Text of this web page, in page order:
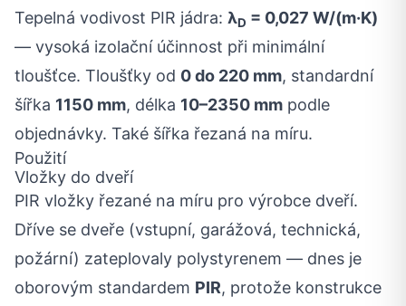
Tepelná vodivost PIR jádra: λD = 0,027 W/(m·K)
— vysoká izolační účinnost při minimální
tloušťce. Tloušťky od 0 do 220 mm, standardní
šířka 1150 mm, délka 10–2350 mm podle
objednávky. Také šířka řezaná na míru.
Použití
Vložky do dveří
PIR vložky řezané na míru pro výrobce dveří.
Dříve se dveře (vstupní, garážová, technická,
požární) zateplovaly polystyrenem — dnes je
oborovým standardem PIR, protože konstrukce